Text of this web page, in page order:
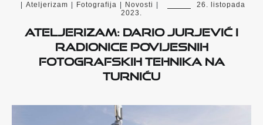
Ateljerizam Fotografija Novosti
26. listopada
2023.
Ateljerizam: Dario Jurjević i
radionice povijesnih
fotografskih tehnika na
Turniću